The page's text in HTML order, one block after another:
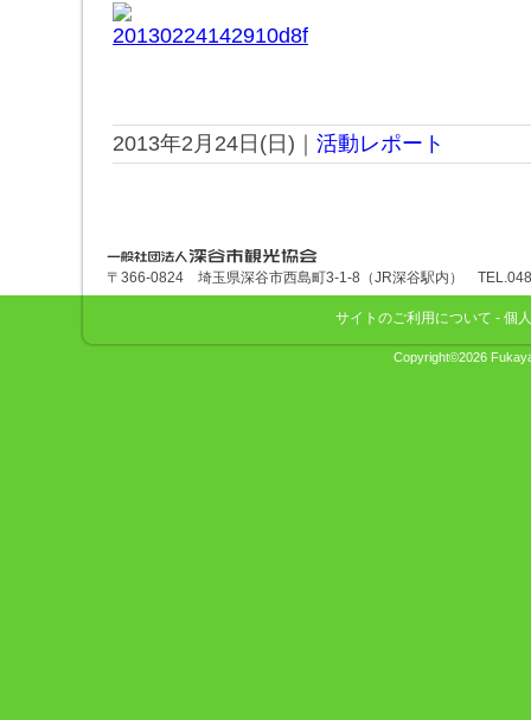
2013年2月24日(日)｜ 活動レポート
深谷市観光協会
〒366-0824 埼玉県深谷市西島町3-1-8（JR深谷駅内）
サイトのご利用について - 個
Copyright©2026